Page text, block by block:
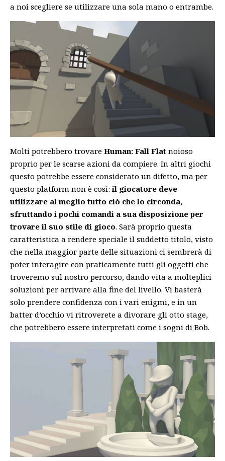
a noi scegliere se utilizzare una sola mano o entrambe.
Molti potrebbero trovare Human: Fall Flat noioso
proprio per le scarse azioni da compiere. In altri giochi
questo potrebbe essere considerato un difetto, ma per
questo platform non è così:il giocatore deve
utilizzare al meglio tutto ciò che lo circonda,
sfruttando i pochi comandi a sua disposizione per
trovare il suo stile di gioco. Sarà proprio questa
caratteristica a rendere speciale il suddetto titolo, visto
che nella maggior parte delle situazioni ci sembrerà di
poter interagire con praticamente tutti gli oggetti che
troveremo sul nostro percorso, dando vita a molteplici
soluzioni per arrivare alla fine del livello. Vi basterà
solo prendere confidenza con i vari enigmi, e in un
batter d’occhio vi ritroverete a divorare gli otto stage,
che potrebbero essere interpretati come i sogni di Bob.